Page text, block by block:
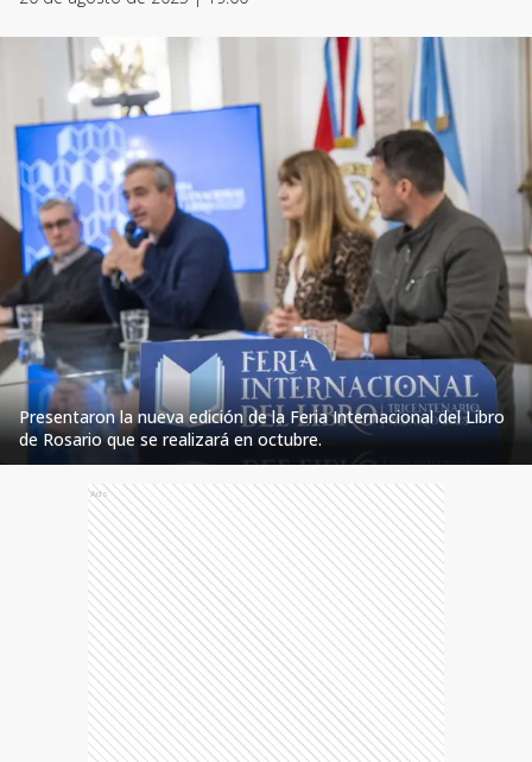
Presentaron la nueva edición de la Feria Internacional del Libro
de Rosario que se realizará en octubre.
Ads